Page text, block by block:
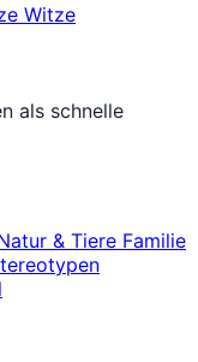
Witze
als schnelle
& Tiere Familie